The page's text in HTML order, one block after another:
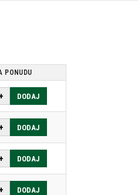
PONUDU
+ DODAJ
+ DODAJ
+ DODAJ
+ DODAJ